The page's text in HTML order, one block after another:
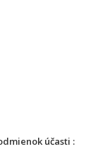
účasti